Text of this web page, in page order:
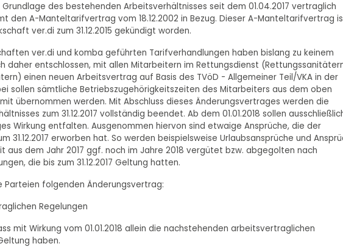
Grundlage des bestehenden Arbeitsverhältnisses seit dem 01.04.2017 vertraglich
den A-Manteltarifvertrag vom 18.12.2002 in Bezug. Dieser A-Manteltarifvertrag
ver.di zum 31.12.2015 gekündigt worden.
ver.di und komba geführten Tarifverhandlungen haben bislang zu keinem
daher entschlossen, mit allen Mitarbeitern im Rettungsdienst
einen neuen Arbeitsvertrag auf Basis des TVöD - Allgemeiner Teil/VKA in der
sollen sämtliche Betriebszugehörigkeitszeiten des Mitarbeiters aus dem oben
übernommen werden. Mit Abschluss dieses Änderungsvertrages werden die
zum 31.12.2017 vollständig beendet. Ab dem 01.01.2018 sollen
Wirkung entfalten. Ausgenommen hiervon sind etwaige Ansprüche, die der
31.12.2017 erworben hat. So werden beispielsweise Urlaubsansprüche und
aus dem Jahr 2017 ggf. noch im Jahre 2018 vergütet bzw. abgegolten nach
die bis zum 31.12.2017 Geltung hatten.
folgenden Änderungsvertrag:
Regelungen
mit Wirkung vom 01.01.2018 allein die nachstehenden arbeitsvertraglichen
haben.